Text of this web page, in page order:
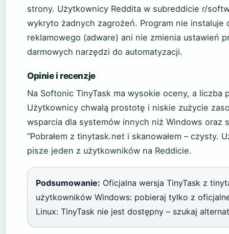
strony. Użytkownicy Reddita w subreddicie r/
wykryto żadnych zagrożeń. Program nie instaluje
reklamowego (adware) ani nie zmienia ustawień
darmowych narzędzi do automatyzacji.
Opinie i recenzje
Na Softonic TinyTask ma wysokie oceny, a liczba
Użytkownicy chwalą prostotę i niskie zużycie
wsparcia dla systemów innych niż Windows
“Pobrałem z tinytask.net i skanowałem – czysty.
pisze jeden z użytkowników na Reddicie.
Podsumowanie: Oficjalna wersja TinyTask z
użytkowników Windows: pobieraj tylko z
Linux: TinyTask nie jest dostępny – szukaj